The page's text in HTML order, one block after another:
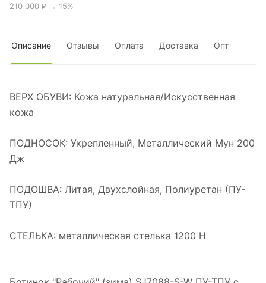
210 000 ₽ → 15%
Описание Отзывы Оплата Доставка Опт
ВЕРХ ОБУВИ: Кожа натуральная/Искусственная
кожа
ПОДНОСОК: Укрепленный, Металлический Мун 200
Дж
ПОДОШВА: Литая, Двухслойная, Полиуретан (ПУ-
ТПУ)
СТЕЛЬКА: металлическая стелька 1200 Н